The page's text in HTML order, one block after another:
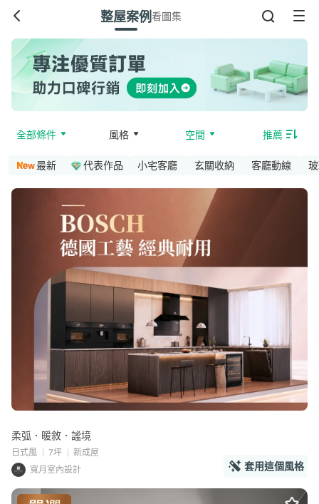
整屋案例看圖集
全部條件 風格 空間 推薦
最新 代表作品 小宅客廳 玄關收納 客廳動線
柔弧．暖敘．謐境
日式風 7坪
新成屋
寬月室內設計
套用這個風格